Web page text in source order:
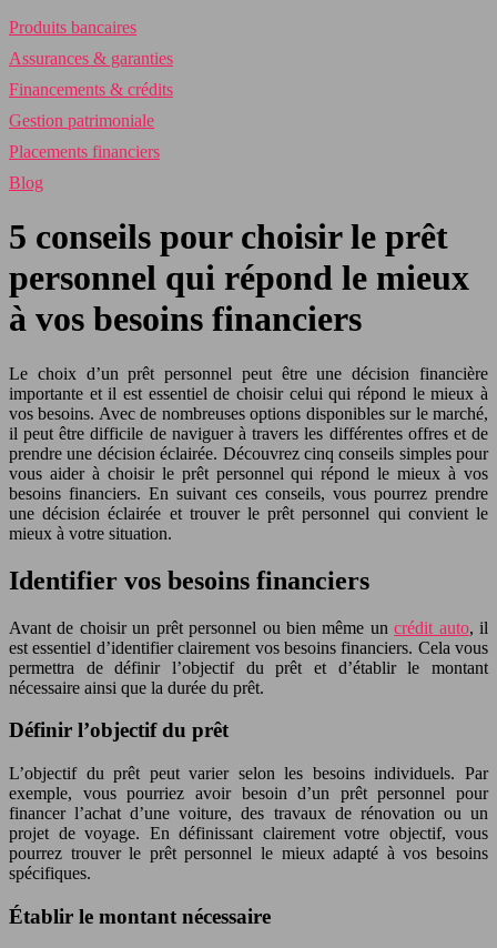
Produits bancaires
Assurances & garanties
Financements & crédits
Gestion patrimoniale
Placements financiers
Blog
5 conseils pour choisir le prêt
personnel qui répond le mieux
à vos besoins financiers
Le choix d’un prêt personnel peut être une décision financière
importante et il est essentiel de choisir celui qui répond le mieux à
vos besoins. Avec de nombreuses options disponibles sur le marché,
il peut être difficile de naviguer à travers les différentes offres et de
prendre une décision éclairée. Découvrez cinq conseils simples pour
vous aider à choisir le prêt personnel qui répond le mieux à vos
besoins financiers. En suivant ces conseils, vous pourrez prendre
une décision éclairée et trouver le prêt personnel qui convient le
mieux à votre situation.
Identifier vos besoins financiers
Avant de choisir un prêt personnel ou bien même uncrédit auto, il
est essentiel d’identifier clairement vos besoins financiers. Cela vous
permettra de définir l’objectif du prêt et d’établir le montant
nécessaire ainsi que la durée du prêt.
Définir l’objectif du prêt
L’objectif du prêt peut varier selon les besoins individuels. Par
exemple, vous pourriez avoir besoin d’un prêt personnel pour
financer l’achat d’une voiture, des travaux de rénovation ou un
projet de voyage. En définissant clairement votre objectif, vous
pourrez trouver le prêt personnel le mieux adapté à vos besoins
spécifiques.
Établir le montant nécessaire